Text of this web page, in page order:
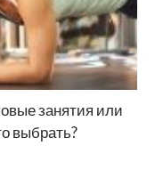
занятия или
выбрать?